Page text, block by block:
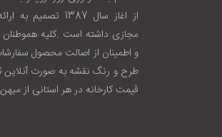
از اغاز سال 1387
مجازی داشته است .کليه هموطنان
و اطمينان از اصالت محصول
طرح و رنگ نقشه به صورت آنلاين
قيمت کارخانه در هر استانی از